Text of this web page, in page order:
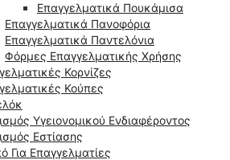
Επαγγελματικά Πουκάμισα
Επαγγελματικά Πανοφόρια
Επαγγελματικά Παντελόνια
Φόρμες Επαγγελματικής Χρήσης
Κορνίζες
Κούπες
Υγειονομικού Ενδιαφέροντος
Εστίασης
Για Επαγγελματίες